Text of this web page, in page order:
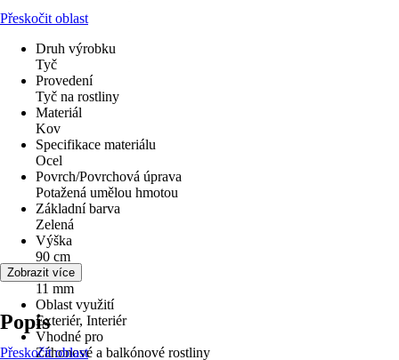
Přeskočit oblast
Druh výrobku
Tyč
Provedení
Tyč na rostliny
Materiál
Kov
Specifikace materiálu
Ocel
Povrch/Povrchová úprava
Potažená umělou hmotou
Základní barva
Zelená
Výška
90 cm
Průměr
11 mm
Oblast využití
Exteriér, Interiér
Vhodné pro
Záhonové a balkónové rostliny
Zobrazit více
Popis
Přeskočit oblast